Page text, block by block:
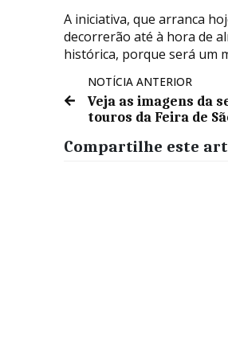
A iniciativa, que arranca
decorrerão até à hora de
histórica, porque será um
NOTÍCIA ANTERIOR
Veja as imagens da
touros da Feira de
Compartilhe este